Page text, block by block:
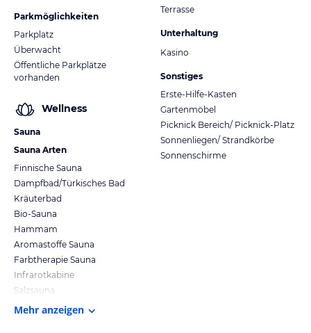
Parkmöglichkeiten
Parkplatz
Überwacht
Öffentliche Parkplätze
vorhanden
Wellness
Sauna
Sauna Arten
Finnische Sauna
Dampfbad/Türkisches Bad
Kräuterbad
Bio-Sauna
Hammam
Aromastoffe Sauna
Farbtherapie Sauna
Infrarotkabine
Salzsauna
Terrasse
Unterhaltung
Kasino
Sonstiges
Erste-Hilfe-Kasten
Gartenmöbel
Picknick Bereich/ Picknick-Platz
Sonnenliegen/ Strandkörbe
Sonnenschirme
Mehr anzeigen